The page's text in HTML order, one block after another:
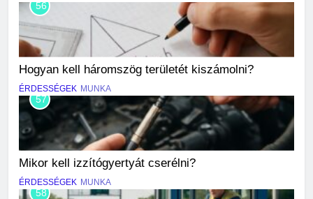
56
Hogyan kell háromszög területét kiszámolni?
ÉRDESSÉGEK MUNKA
57
Mikor kell izzítógyertyát cserélni?
ÉRDESSÉGEK MUNKA
58